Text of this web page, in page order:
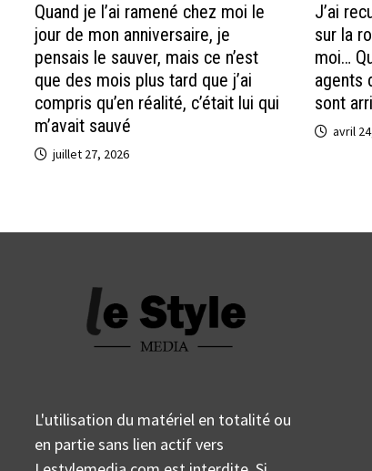
Quand je l’ai ramené chez moi le
jour de mon anniversaire, je
pensais le sauver, mais ce n’est
que des mois plus tard que j’ai
compris qu’en réalité, c’était lui qui
m’avait sauvé
juillet 27, 2026
J’ai
sur la
moi…
agents
sont
avril
L'utilisation du matériel en totalité ou
en partie sans lien actif vers